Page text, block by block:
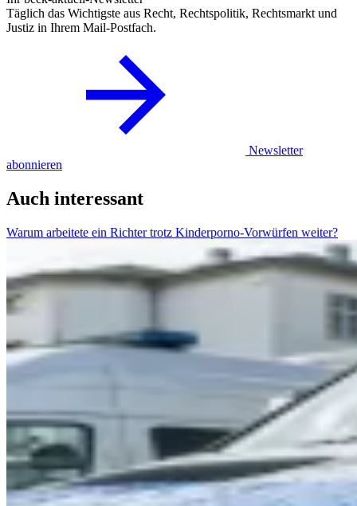
Täglich das Wichtigste aus Recht, Rechtspolitik, Rechtsmarkt und
Justiz in Ihrem Mail-Postfach.
Newsletter
abonnieren
Auch interessant
Warum arbeitete ein Richter trotz Kinderporno-Vorwürfen weiter?